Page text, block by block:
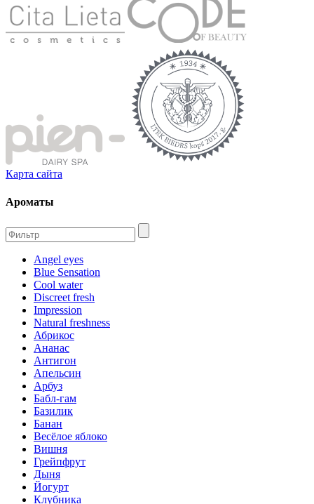
Карта сайта
Ароматы
Angel eyes
Blue Sensation
Cool water
Discreet fresh
Impression
Natural freshness
Абрикос
Ананас
Антигон
Апельсин
Арбуз
Бабл-гам
Базилик
Банан
Весёлое яблоко
Вишня
Грейпфрут
Дыня
Йогурт
Клубника